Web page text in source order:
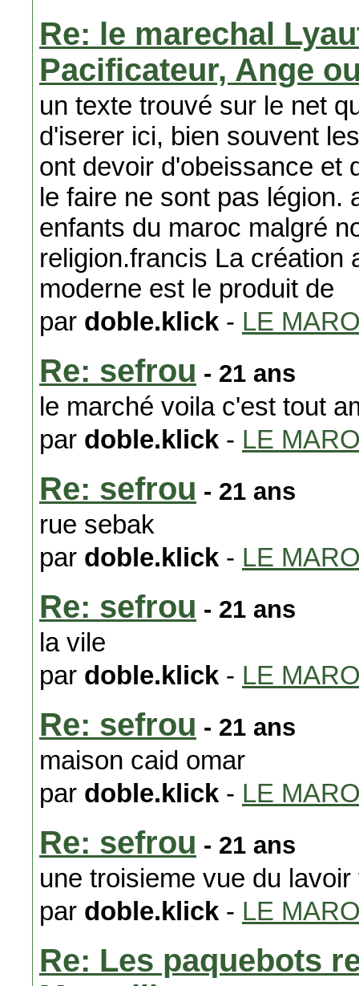
Re: le marechal
Pacificateur, Ange
un texte trouvé sur le net
d'iserer ici, bien souvent
ont devoir d'obeissance et
le faire ne sont pas légion.
enfants du maroc malgré
religion.francis La création
moderne est le produit de
par doble.klick - LE
Re: sefrou - 21 ans
le marché voila c'est tout
par doble.klick - LE
Re: sefrou - 21 ans
rue sebak
par doble.klick - LE
Re: sefrou - 21 ans
la vile
par doble.klick - LE
Re: sefrou - 21 ans
maison caid omar
par doble.klick - LE
Re: sefrou - 21 ans
une troisieme vue du
par doble.klick - LE
Re: Les paquebots